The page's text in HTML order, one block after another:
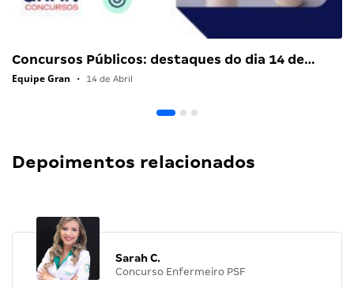
Concursos Públicos: destaques do dia 14 de…
Equipe Gran • 14 de Abril
Depoimentos relacionados
Sarah C.
Concurso Enfermeiro PSF